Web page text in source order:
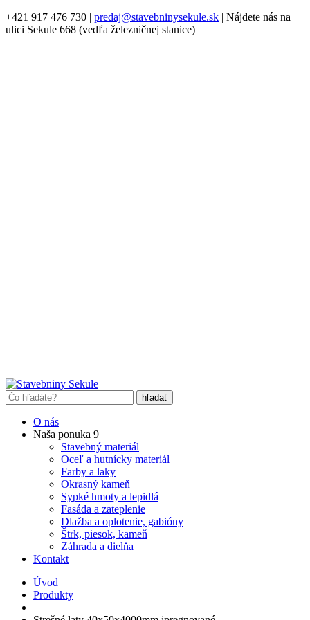
+421 917 476 730 | predaj@stavebninysekule.sk | Nájdete nás na
ulici Sekule 668 (vedľa železničnej stanice)
O nás
Naša ponuka 9
Stavebný materiál
Oceľ a hutnícky materiál
Farby a laky
Okrasný kameň
Sypké hmoty a lepidlá
Fasáda a zateplenie
Dlažba a oplotenie, gabióny
Štrk, piesok, kameň
Záhrada a dielňa
Kontakt
Úvod
Produkty